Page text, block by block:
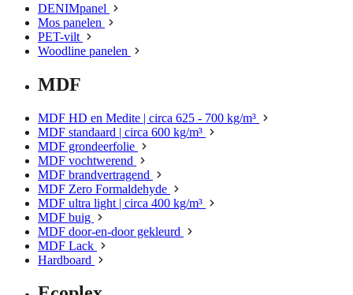
DENIMpanel
Mos panelen
PET-vilt
Woodline panelen
MDF
MDF HD en Medite | circa 625 - 700 kg/m³
MDF standaard | circa 600 kg/m³
MDF grondeerfolie
MDF vochtwerend
MDF brandvertragend
MDF Zero Formaldehyde
MDF ultra light | circa 400 kg/m³
MDF buig
MDF door-en-door gekleurd
MDF Lack
Hardboard